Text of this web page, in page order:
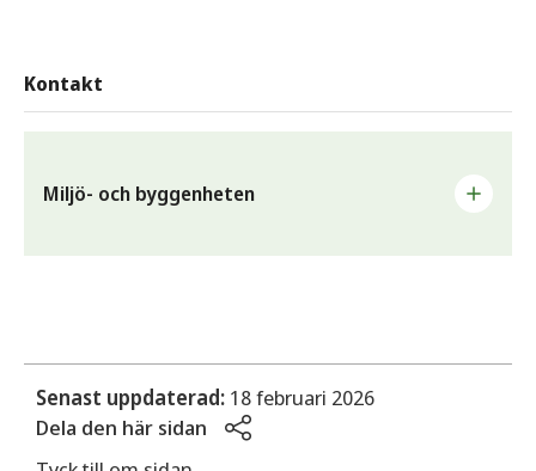
Kontakt
Miljö- och byggenheten
mbn@sunne.se
Senast uppdaterad: 18 februari 2026
Dela den här sidan